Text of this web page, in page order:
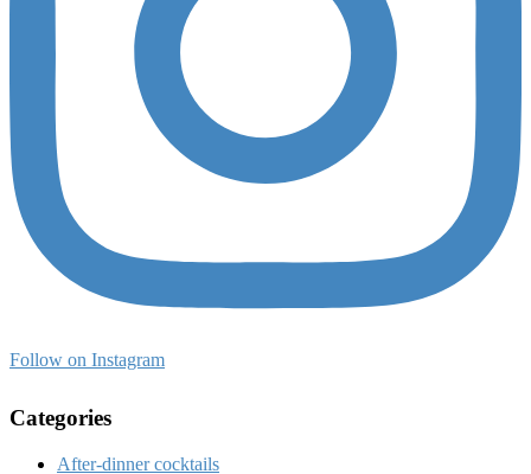
Follow on Instagram
Categories
After-dinner cocktails